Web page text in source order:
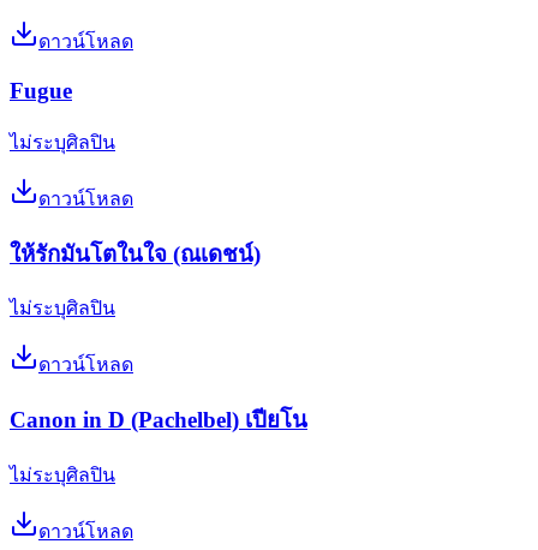
ดาวน์โหลด
Fugue
ไม่ระบุศิลปิน
ดาวน์โหลด
ให้รักมันโตในใจ (ณเดชน์)
ไม่ระบุศิลปิน
ดาวน์โหลด
Canon in D (Pachelbel) เปียโน
ไม่ระบุศิลปิน
ดาวน์โหลด